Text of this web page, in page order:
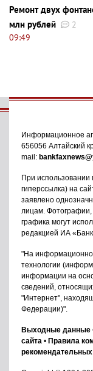
Ремонт двух
млн рублей
2
09:49
Информационное
656056 Алтайский
mail:
При использовании
гиперссылка) на
заявлено
лицам. Фотографии,
графика могут
редакцией ИА
"На
технологии
информации на
сведений,
"Интернет",
Федерации)".
Выходные данные
сайта • Правила
рекомендательных